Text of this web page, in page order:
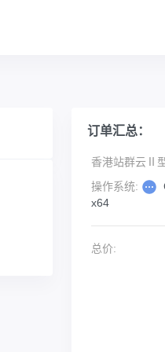
订单汇总：
香港站群云Ⅱ
操作系统:
x64
总价: